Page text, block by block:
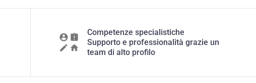
Competenze specialistiche
Supporto e professionalità grazie un
team di alto profilo